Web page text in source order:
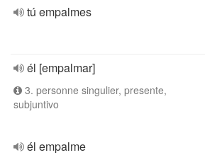
tú empalmes
él [empalmar]
3. personne singulier, presente,
subjuntivo
él empalme